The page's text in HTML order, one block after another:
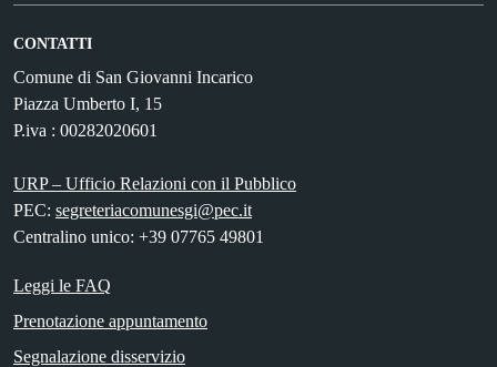
CONTATTI
Comune di San Giovanni Incarico
Piazza Umberto I, 15
P.iva : 00282020601
URP – Ufficio Relazioni con il Pubblico
PEC: segreteriacomunesgi@pec.it
Centralino unico: +39 07765 49801
Leggi le FAQ
Prenotazione appuntamento
Segnalazione disservizio